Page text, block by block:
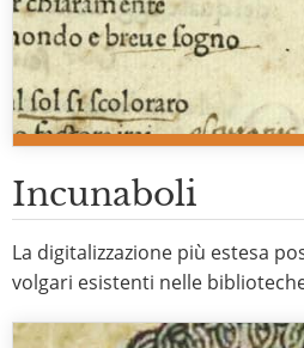
Incunaboli
La digitalizzazione più estesa
volgari esistenti nelle